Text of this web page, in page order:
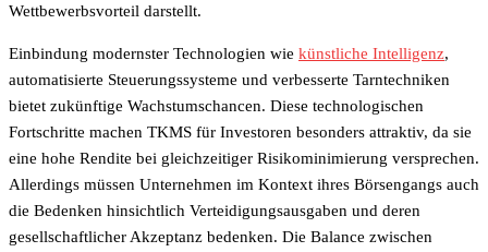
Wettbewerbsvorteil darstellt.
Einbindung modernster Technologien wie künstliche Intelligenz,
automatisierte Steuerungssysteme und verbesserte Tarntechniken
bietet zukünftige Wachstumschancen. Diese technologischen
Fortschritte machen TKMS für Investoren besonders attraktiv, da sie
eine hohe Rendite bei gleichzeitiger Risikominimierung versprechen.
Allerdings müssen Unternehmen im Kontext ihres Börsengangs auch
die Bedenken hinsichtlich Verteidigungsausgaben und deren
gesellschaftlicher Akzeptanz bedenken. Die Balance zwischen